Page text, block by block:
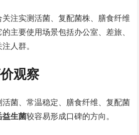
关注实测活菌、复配菌株、膳食纤维
主要使用场景包括办公室、差旅、
人群。
观察
菌、常温稳定、膳食纤维、复配菌
益生菌较容易形成口碑的方向。